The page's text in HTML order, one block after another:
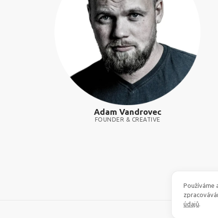
Adam Vandrovec
FOUNDER & CREATIVE
Používáme
údajů.